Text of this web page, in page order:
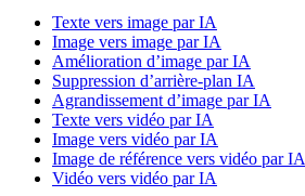
Texte vers image par IA
Image vers image par IA
Amélioration d’image par IA
Suppression d’arrière-plan IA
Agrandissement d’image par IA
Texte vers vidéo par IA
Image vers vidéo par IA
Image de référence vers vidéo par IA
Vidéo vers vidéo par IA